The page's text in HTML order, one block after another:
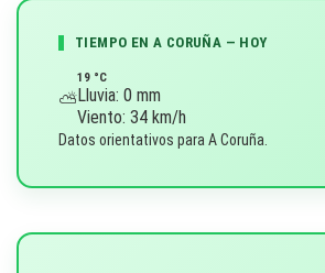
l
a
TIEMPO EN A CORUÑA — HOY
⛅
19 °C
Lluvia: 0 mm
Viento: 34 km/h
Datos orientativos para A Coruña.